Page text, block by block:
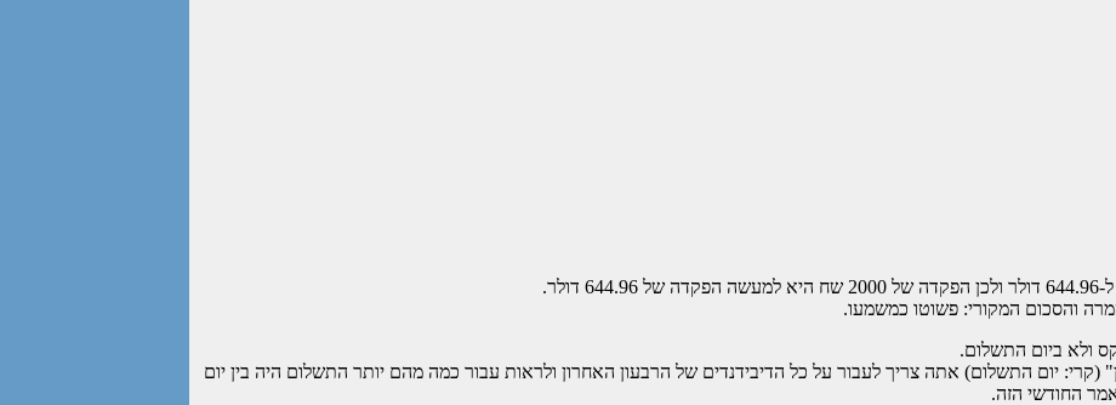
והסכום המקורי: פשוטו כמשמעו.
(קרי: יום התשלום) אתה צריך לעבור על כל הדיבידנדים של הרבעון האחרון ולראות עבור כמה מהם יותר התשלום היה בין יום
החודשי הזה.